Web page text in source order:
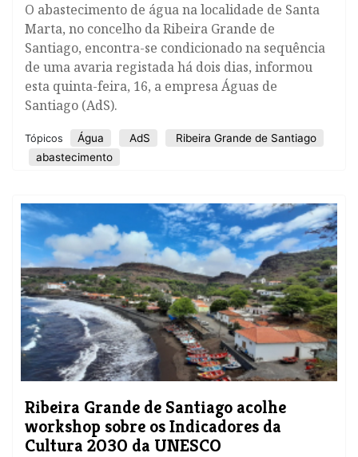
O abastecimento de água na localidade de Santa
Marta, no concelho da Ribeira Grande de
Santiago, encontra-se condicionado na sequência
de uma avaria registada há dois dias, informou
esta quinta-feira, 16, a empresa Águas de
Santiago (AdS).
Tópicos Água AdS
Ribeira Grande de Santiago
abastecimento
​Ribeira Grande de Santiago acolhe
workshop sobre os Indicadores da
Cultura 2030 da UNESCO